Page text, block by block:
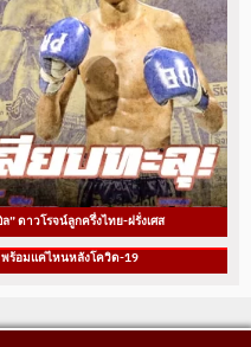
ดาวโรจน์ลูกครึ่งไทย-ฝรั่งเศส
พร้อมแค่ไหนหลังโควิด-19